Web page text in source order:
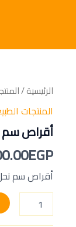
الرئيسية/
المنتجات
أقراص سم
EGP
أقراص سم
كمية
سم
النحل